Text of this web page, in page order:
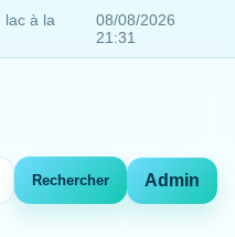
lac à la
08/08/2026
21:31
Rechercher Admin